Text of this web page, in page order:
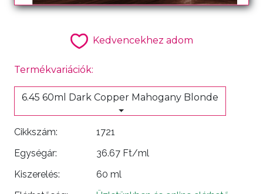
Kedvencekhez adom
Termékvariációk:
6.45 60ml Dark Copper Mahogany Blonde
Cikkszám:
1721
Egységár:
36.67 Ft/ml
Kiszerelés:
60 ml